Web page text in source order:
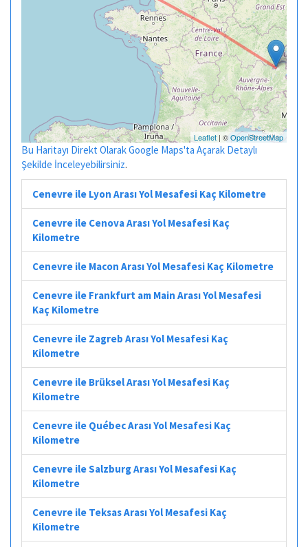
Leaflet | ©OpenStreetMap
Bu Haritayı Direkt Olarak Google Maps'ta Açarak Detaylı
Şekilde İnceleyebilirsiniz.
Cenevre ile Lyon Arası Yol Mesafesi Kaç Kilometre
Cenevre ile Cenova Arası Yol Mesafesi Kaç
Kilometre
Cenevre ile Macon Arası Yol Mesafesi Kaç Kilometre
Cenevre ile Frankfurt am Main Arası Yol Mesafesi
Kaç Kilometre
Cenevre ile Zagreb Arası Yol Mesafesi Kaç
Kilometre
Cenevre ile Brüksel Arası Yol Mesafesi Kaç
Kilometre
Cenevre ile Québec Arası Yol Mesafesi Kaç
Kilometre
Cenevre ile Salzburg Arası Yol Mesafesi Kaç
Kilometre
Cenevre ile Teksas Arası Yol Mesafesi Kaç
Kilometre